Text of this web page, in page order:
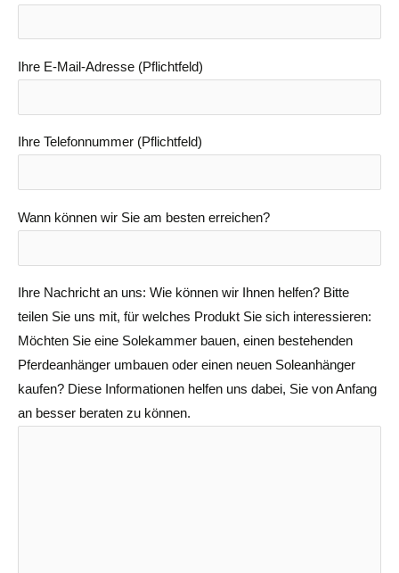
Ihre E-Mail-Adresse (Pflichtfeld)
Ihre Telefonnummer (Pflichtfeld)
Wann können wir Sie am besten erreichen?
Ihre Nachricht an uns: Wie können wir Ihnen helfen? Bitte
teilen Sie uns mit, für welches Produkt Sie sich interessieren:
Möchten Sie eine Solekammer bauen, einen bestehenden
Pferdeanhänger umbauen oder einen neuen Soleanhänger
kaufen? Diese Informationen helfen uns dabei, Sie von Anfang
an besser beraten zu können.